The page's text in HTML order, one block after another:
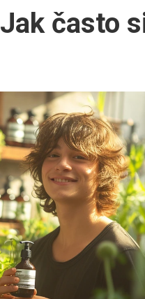
Jak často